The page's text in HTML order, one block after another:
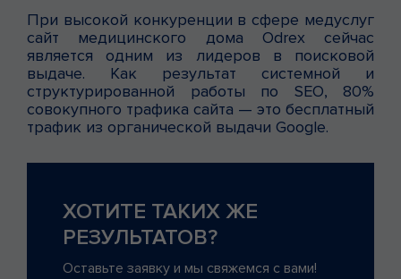
При высокой конкуренции в сфере медуслуг
сайт медицинского дома Odrex сейчас
является одним из лидеров в поисковой
выдаче. Как результат системной и
структурированной работы по SEO, 80%
совокупного трафика сайта — это бесплатный
трафик из органической выдачи Google.
ХОТИТЕ ТАКИХ ЖЕ
РЕЗУЛЬТАТОВ?
Оставьте заявку и мы свяжемся с вами!